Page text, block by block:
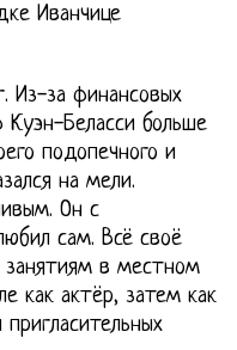
Иванчице
Из-за финансовых
Беласси больше
подопечного и
на мели.
Он с
сам. Всё своё
занятиям в местном
как актёр, затем как